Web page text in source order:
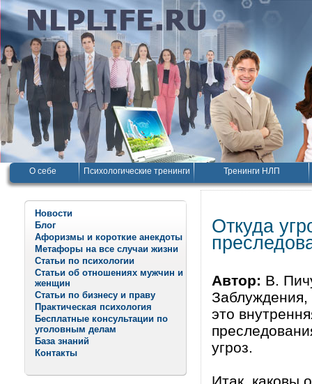
О себе Психологические тренинги Тренинги НЛП
Новости
Блог
Афоризмы и короткие анекдоты
Метафоры на все случаи жизни
Статьи по психологии
Статьи об отношениях мужчин и
женщин
Статьи по бизнесу и праву
Практическая психология
Бесплатные консультации по
уголовным делам
База знаний
Контакты
Откуда
Автор: В.
это
угроз.